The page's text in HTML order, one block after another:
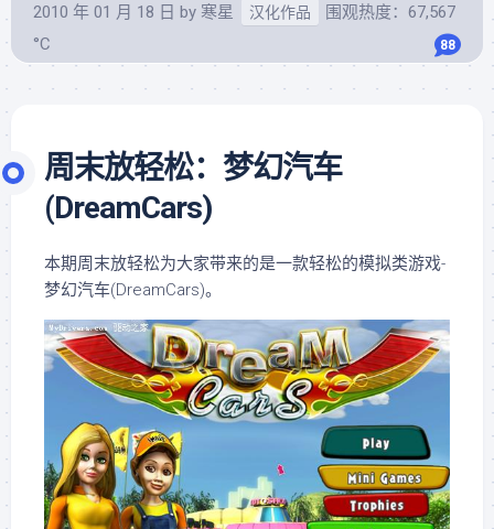
2010 年 01 月 18 日 by 寒星 汉化作品
围观热度：67,567
°C
88
周末放轻松：梦幻汽车
(DreamCars)
本期周末放轻松为大家带来的是一款轻松的模拟类游戏-
梦幻汽车(DreamCars)。